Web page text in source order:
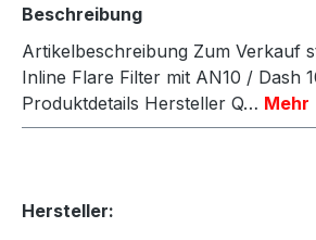
Beschreibung
Artikelbeschreibung Zum Verkauf
Inline Flare Filter mit AN10 / Dash
Produktdetails Hersteller Q… Mehr
Hersteller: